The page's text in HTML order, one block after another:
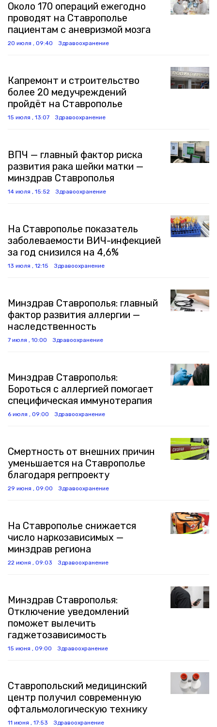
Около 170 операций ежегодно
проводят на Ставрополье
пациентам с аневризмой мозга
20 июля , 09:40 Здравоохранение
Капремонт и строительство
более 20 медучреждений
пройдёт на Ставрополье
15 июля , 13:07 Здравоохранение
ВПЧ — главный фактор риска
развития рака шейки матки —
минздрав Ставрополья
14 июля , 15:52 Здравоохранение
На Ставрополье показатель
заболеваемости ВИЧ-инфекцией
за год снизился на 4,6%
13 июля , 12:15 Здравоохранение
Минздрав Ставрополья: главный
фактор развития аллергии —
наследственность
7 июля , 10:00 Здравоохранение
Минздрав Ставрополья:
Бороться с аллергией помогает
специфическая иммунотерапия
6 июля , 09:00 Здравоохранение
Смертность от внешних причин
уменьшается на Ставрополье
благодаря регпроекту
29 июня , 09:00 Здравоохранение
На Ставрополье снижается
число наркозависимых —
минздрав региона
22 июня , 09:03 Здравоохранение
Минздрав Ставрополья:
Отключение уведомлений
поможет вылечить
гаджетозависимость
15 июня , 09:00 Здравоохранение
Ставропольский медицинский
центр получил современную
офтальмологическую технику
11 июня , 17:53 Здравоохранение